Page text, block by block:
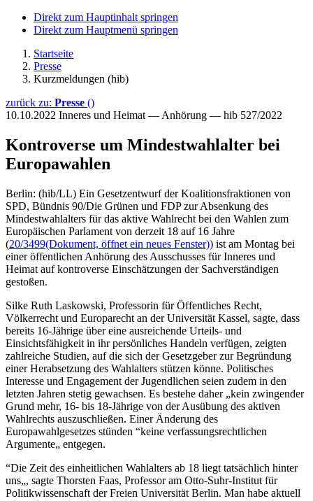
Direkt zum Hauptinhalt springen
Direkt zum Hauptmenü springen
Startseite
Presse
Kurzmeldungen (hib)
zurück zu: Presse ()
10.10.2022 Inneres und Heimat — Anhörung — hib 527/2022
Kontroverse um Mindestwahlalter bei
Europawahlen
Berlin: (hib/LL) Ein Gesetzentwurf der Koalitionsfraktionen von
SPD, Bündnis 90/Die Grünen und FDP zur Absenkung des
Mindestwahlalters für das aktive Wahlrecht bei den Wahlen zum
Europäischen Parlament von derzeit 18 auf 16 Jahre
(20/3499(Dokument, öffnet ein neues Fenster)) ist am Montag bei
einer öffentlichen Anhörung des Ausschusses für Inneres und
Heimat auf kontroverse Einschätzungen der Sachverständigen
gestoßen.
Silke Ruth Laskowski, Professorin für Öffentliches Recht,
Völkerrecht und Europarecht an der Universität Kassel, sagte, dass
bereits 16-Jährige über eine ausreichende Urteils- und
Einsichtsfähigkeit in ihr persönliches Handeln verfügen, zeigten
zahlreiche Studien, auf die sich der Gesetzgeber zur Begründung
einer Herabsetzung des Wahlalters stützen könne. Politisches
Interesse und Engagement der Jugendlichen seien zudem in den
letzten Jahren stetig gewachsen. Es bestehe daher „kein zwingender
Grund mehr, 16- bis 18-Jährige von der Ausübung des aktiven
Wahlrechts auszuschließen. Einer Änderung des
Europawahlgesetzes stünden “keine verfassungsrechtlichen
Argumente„ entgegen.
“Die Zeit des einheitlichen Wahlalters ab 18 liegt tatsächlich hinter
uns„, sagte Thorsten Faas, Professor am Otto-Suhr-Institut für
Politikwissenschaft der Freien Universität Berlin. Man habe aktuell